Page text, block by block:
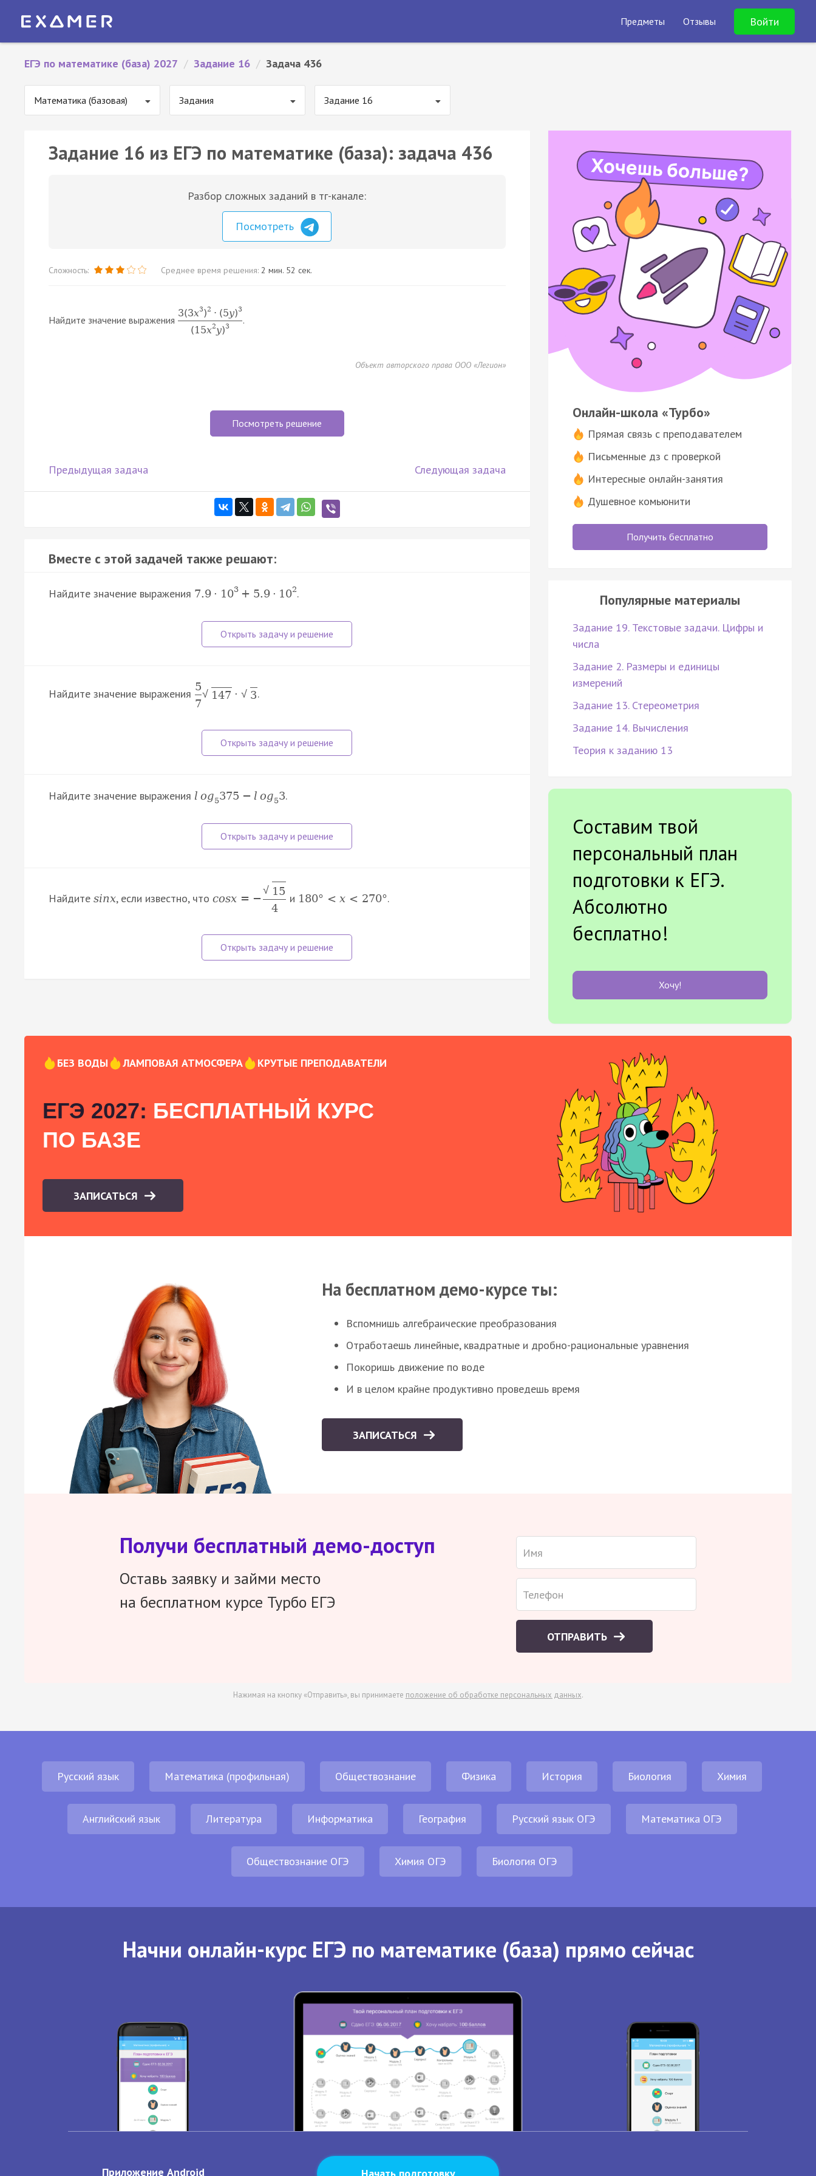
Предметы Отзывы Войти
ЕГЭ по математике (база) 2027 / Задание 16 / Задача 436
Математика (базовая) Задания Задание 16
Задание 16 из ЕГЭ по математике (база): задача 436
Разбор сложных заданий в тг-канале:
Посмотреть
Сложность: Среднее время решения: 2 мин. 52 сек.
Найдите значение выражения
3(3x3)2 ⋅ (5y)3
(15x2y)3 .
Объект авторского права ООО «Легион»
Посмотреть решение
Предыдущая задача Следующая задача
Вместе с этой задачей также решают:
Найдите значение выражения 7.9 · 103 + 5.9 · 102.
Найдите значение выражения
5
7
√ 147 · √ 3.
Найдите значение выражения l og5375 − l og53.
Найдите sinx, если известно, что cosx = −
√ 15
4
и 180° < x < 270°.
Онлайн-школа «Турбо»
Прямая связь с преподавателем
Письменные дз с проверкой
Интересные онлайн-занятия
Душевное комьюнити
Получить бесплатно
Популярные материалы
Задание 19. Текстовые задачи. Цифры и
числа
Задание 2. Размеры и единицы
измерений
Задание 13. Стереометрия
Задание 14. Вычисления
Теория к заданию 13
Составим твой
персональный план
подготовки к ЕГЭ.
Абсолютно
бесплатно!
Хочу!
БЕЗ ВОДЫ ЛАМПОВАЯ АТМОСФЕРА КРУТЫЕ ПРЕПОДАВАТЕЛИ
ЕГЭ 2027: БЕСПЛАТНЫЙ КУРС
ПО БАЗЕ
ЗАПИСАТЬСЯ
На бесплатном демо-курсе ты:
Вспомнишь алгебраические преобразования
Отработаешь линейные, квадратные и дробно-рациональные уравнения
Покоришь движение по воде
И в целом крайне продуктивно проведешь время
ЗАПИСАТЬСЯ
Получи бесплатный демо-доступ
Оставь заявку и займи место
на бесплатном курсе Турбо ЕГЭ
ОТПРАВИТЬ
Нажимая на кнопку «Отправить», вы принимаете положение об обработке персональных данных.
Русский язык Математика (профильная) Обществознание Физика История Биология Химия
Английский язык Литература Информатика География Русский язык ОГЭ Математика ОГЭ
Обществознание ОГЭ Химия ОГЭ Биология ОГЭ
Начни онлайн-курс ЕГЭ по математике (база) прямо сейчас
Приложение Android